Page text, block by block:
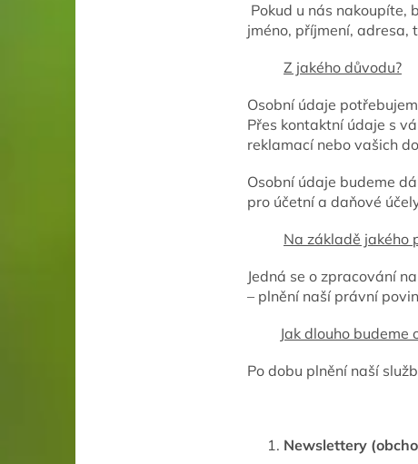
Pokud u nás nakoupíte,
jméno, příjmení, adresa,
Z jakého důvodu?
Osobní údaje
Přes kontaktní údaje s
reklamací nebo vašich
Osobní údaje budeme
pro účetní a daňové
Na základě jakého
Jedná se o zpracování
– plnění naší právní
Jak dlouho
Po dobu plnění naší
Newslettery